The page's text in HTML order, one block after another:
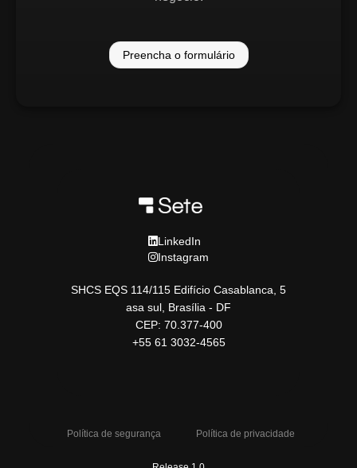
Preencha o formulário
LinkedIn
Instagram
SHCS EQS 114/115 Edifício Casablanca, 5
asa sul, Brasília - DF
CEP: 70.377-400
+55 61 3032-4565
Política de segurança Política de privacidade